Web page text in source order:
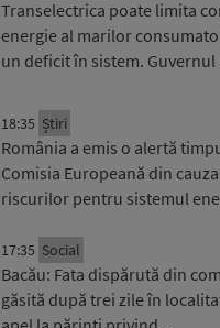
Transelectrica poate limita
energie al marilor
un deficit în sistem.
18:35 Știri
România a emis o alertă
Comisia Europeană din
riscurilor pentru sistemul
17:35 Social
Bacău: Fata dispărută din
găsită după trei zile în